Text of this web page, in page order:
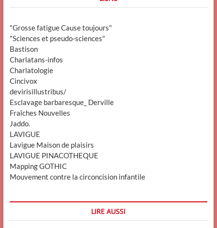
"Grosse fatigue Cause toujours"
"Sciences et pseudo-sciences"
Bastison
Charlatans-infos
Charlatologie
Cincivox
devirisillustribus/
Esclavage barbaresque_ Derville
Fraîches Nouvelles
Jaddo.
LAVIGUE
Lavigue Maison de plaisirs
LAVIGUE PINACOTHEQUE
Mapping GOTHIC
Mouvement contre la circoncision infantile
LIRE AUSSI